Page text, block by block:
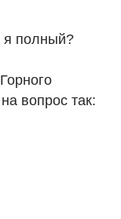
я полный?
вопрос так: